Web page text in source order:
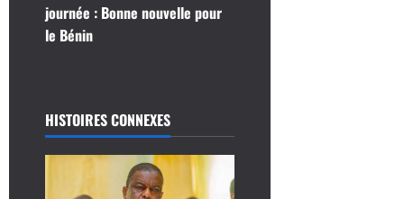
g
t
i
o
journée : Bonne nouvelle pour
le Bénin
HISTOIRES CONNEXES